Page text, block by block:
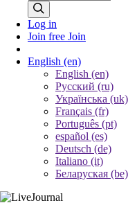
Log in
Join free Join
English (en)
English (en)
Русский (ru)
Українська (uk)
Français (fr)
Português (pt)
español (es)
Deutsch (de)
Italiano (it)
Беларуская (be)